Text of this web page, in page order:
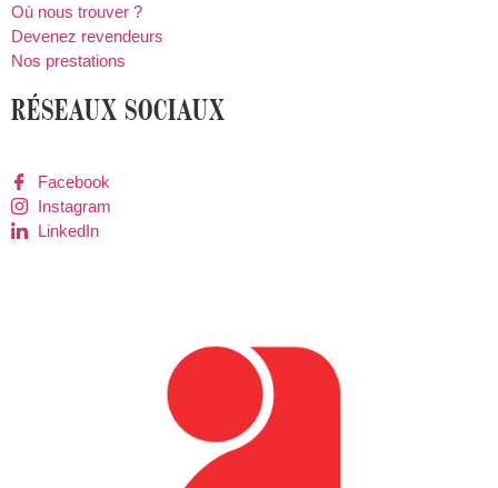
Où nous trouver ?
Devenez revendeurs
Nos prestations
RÉSEAUX SOCIAUX
Facebook
Instagram
LinkedIn